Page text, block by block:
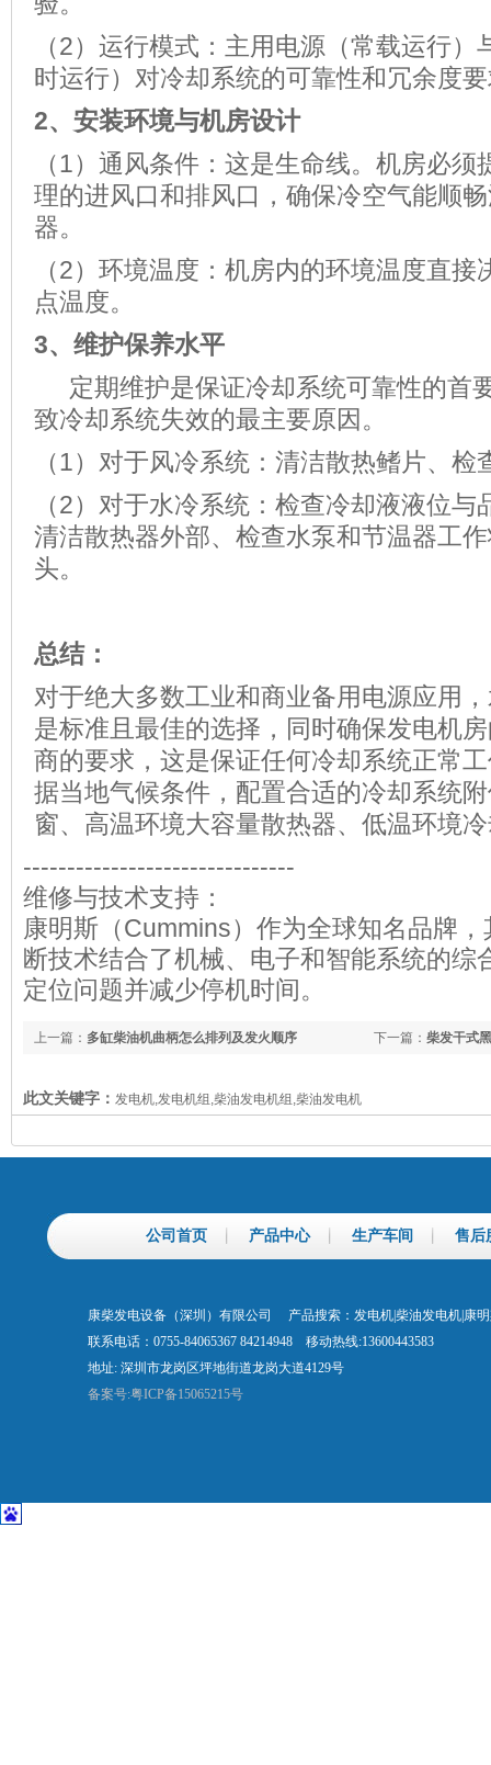
（2）运行模式：主用电源（常载运行
时运行）对冷却系统的可靠性和冗余度
2、 安装环境与机房设计
（1）通风条件：这是生命线。机房必
理的进风口和排风口，确保冷空气能顺
器。
（2）环境温度：机房内的环境温度直
点温度。
3、 维护保养水平
定期维护是保证冷却系统可靠性的首
致冷却系统失效的最主要原因。
（1）对于风冷系统：清洁散热鳍片、检
（2）对于水冷系统：检查冷却液液位
清洁散热器外部、检查水泵和节温器工
头。
总结：
对于绝大多数工业和商业备用电源应用
是标准且最佳的选择，同时确保发电机
商的要求，这是保证任何冷却系统正常
据当地气候条件，配置合适的冷却系统
窗、高温环境大容量散热器、低温环境
-------------------------------
维修与技术支持：
康明斯（Cummins）作为全球知名品牌
断技术结合了机械、电子和智能系统的综
定位问题并减少停机时间。
下一篇： 柴发干式
上一篇： 多缸柴油机曲柄怎么排列及发火顺序
此文关键字： 发电机,发电机组,柴油发电机组,柴油发电机
公司首页 产品中心 生产车间 售后
康柴发电设备（深圳）有限公司 产品搜索：发电机|柴油发电机|康
联系电话：0755-84065367 84214948 移动热线:13600443583
地址: 深圳市龙岗区坪地街道龙岗大道4129号
备案号:粤ICP备15065215号